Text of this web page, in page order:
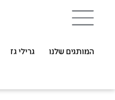
המותגים שלנו גרילי גז